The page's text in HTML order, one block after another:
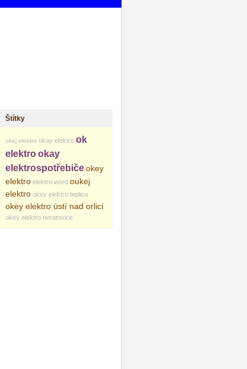
Štítky
okej elektro okay elektro ok
elektrookay
elektrospotřebičeokey
elektro elektro word oukej
elektro okey elektro teplice
okey elektro ústí nad orlicí
okey elektro neratovice